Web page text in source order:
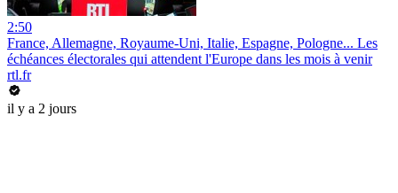
2:50
France, Allemagne, Royaume-Uni, Italie, Espagne, Pologne... Les
échéances électorales qui attendent l'Europe dans les mois à venir
rtl.fr
il y a 2 jours